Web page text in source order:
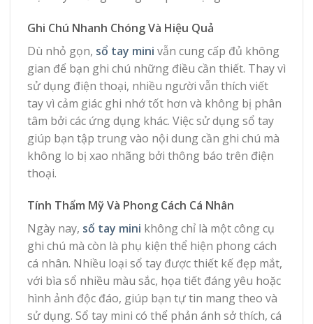
Ghi Chú Nhanh Chóng Và Hiệu Quả
Dù nhỏ gọn, sổ tay mini vẫn cung cấp đủ không
gian để bạn ghi chú những điều cần thiết. Thay vì
sử dụng điện thoại, nhiều người vẫn thích viết
tay vì cảm giác ghi nhớ tốt hơn và không bị phân
tâm bởi các ứng dụng khác. Việc sử dụng sổ tay
giúp bạn tập trung vào nội dung cần ghi chú mà
không lo bị xao nhãng bởi thông báo trên điện
thoại.
Tính Thẩm Mỹ Và Phong Cách Cá Nhân
Ngày nay, sổ tay mini không chỉ là một công cụ
ghi chú mà còn là phụ kiện thể hiện phong cách
cá nhân. Nhiều loại sổ tay được thiết kế đẹp mắt,
với bìa sổ nhiều màu sắc, họa tiết đáng yêu hoặc
hình ảnh độc đáo, giúp bạn tự tin mang theo và
sử dụng. Sổ tay mini có thể phản ánh sở thích, cá